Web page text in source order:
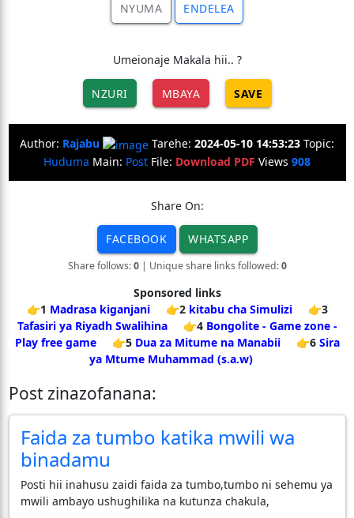
NYUMA ENDELEA
Umeionaje Makala hii.. ?
NZURI MBAYA SAVE
Author: Rajabu Tarehe: 2024-05-10 14:53:23 Topic:
Huduma Main: Post File: Download PDF Views 908
Share On:
FACEBOOK WHATSAPP
Share follows:0| Unique share links followed:0
Sponsored links
👉1 Madrasa kiganjani 👉2 kitabu cha Simulizi
👉3
Tafasiri ya Riyadh Swalihina
👉4 Bongolite - Game zone -
Play free game
👉5 Dua za Mitume na Manabii 👉6 Sira
ya Mtume Muhammad (s.a.w)
Post zinazofanana:
Faida za tumbo katika mwili wa
binadamu
Posti hii inahusu zaidi faida za tumbo,tumbo ni sehemu ya
mwili ambayo ushughilika na kutunza chakula,